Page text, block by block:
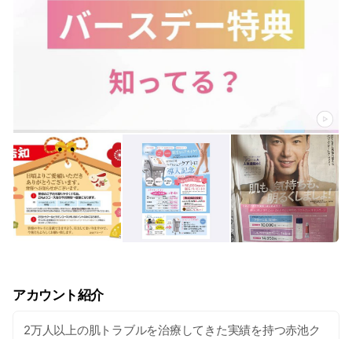
アカウント紹介
2万人以上の肌トラブルを治療してきた実績を持つ赤池ク